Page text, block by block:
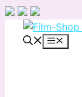
Zum
Inhalt
Menü